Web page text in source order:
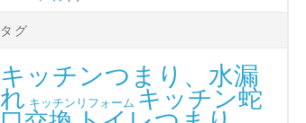
タグ
キッチンつまり、水漏
れ キッチンリフォーム キッチン蛇